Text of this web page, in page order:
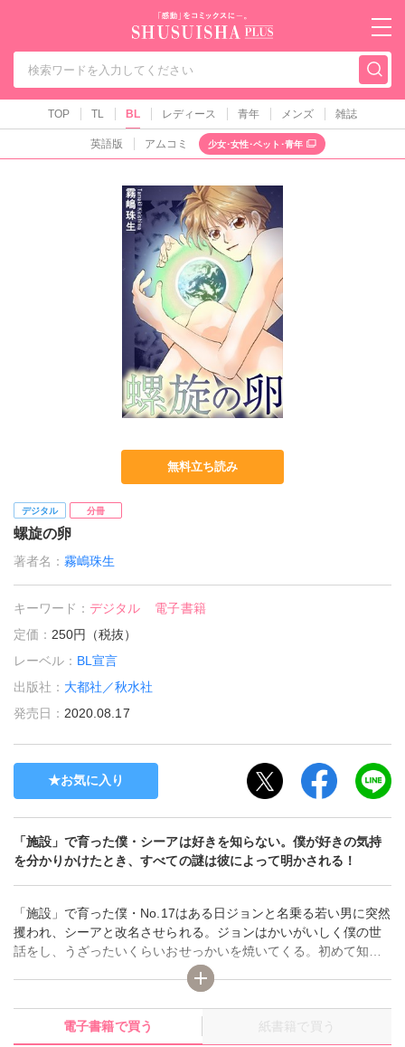
秋水社PLUS（テ
TOP TL BL レディース 青年 メンズ 雑誌
英語版 アムコミ 少女･女性･ペット･青年
無料立ち読み
デジタル 分冊
螺旋の卵
著者名：霧嶋珠生
キーワード：デジタル
電子書籍
定価： 250円（税抜）
レーベル： BL宣言
出版社： 大都社／秋水社
発売日： 2020.08.17
お気に入り
「施設」で育った僕・シーアは好きを知らない。僕が好きの気持
を分かりかけたとき、すべての謎は彼によって明かされる！
「施設」で育った僕・No.17はある日ジョンと名乗る若い男に突然
攫われ、シーアと改名させられる。ジョンはかいがいしく僕の世
話をし、うざったいくらいおせっかいを焼いてくる。初めて知る
外の世界。死ぬってどういうこと？ 好きって何？ 施設で育った僕
にはわからないことばかり――僕が好きの気持を分かりかけたと
き、すべての謎はジョンによって明かされる！この物語は『ハッ
ピーライフ。』単行本にも収録されています。
電子書籍で買う 紙書籍で買う